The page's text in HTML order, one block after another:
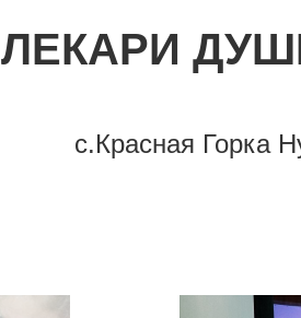
ЛЕКАРИ
с.Красная Горка